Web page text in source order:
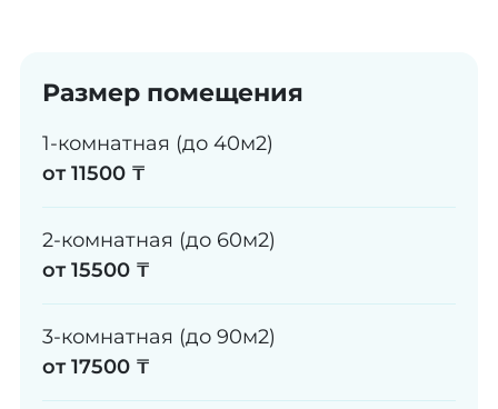
Размер помещения
1-комнатная (до 40м2)
от 11500 ₸
2-комнатная (до 60м2)
от 15500 ₸
3-комнатная (до 90м2)
от 17500 ₸